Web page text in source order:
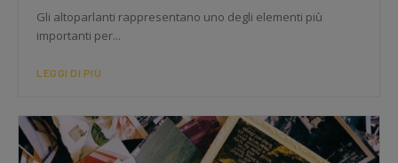
Gli altoparlanti rappresentano uno degli elementi più
importanti per...
LEGGI DI PIÙ